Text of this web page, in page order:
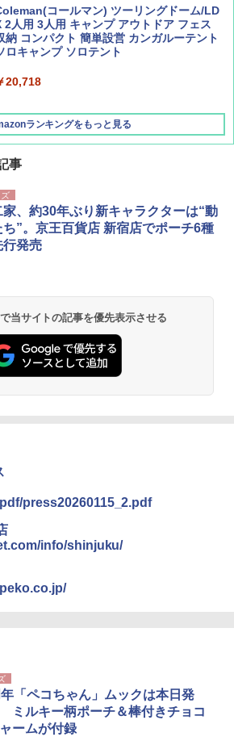
コールマン) ツーリングドーム/LD
2人用 3人用 キャンプ アウトドア フェス
納 コンパクト 簡単設営 カンガルーテント
ロキャンプ ソロテント
20,718
ランキングをもっと見る
バンドック)ソロ ドーム 1 EX BDK
カーキ ソロキャンプ ポリエステル フ
ーム テント
14,800
ステンレス保冷剤 2個セット 2
ンパクト 保冷力長持ち
2,980
撃退スプレー 熊よけスプレー 熊スプレー
の購入実績 登山・キャンプ・アウトドア・
災用品 長期保存可能 緊急時用 日本国内発
3,680
ラソル ガーデン サイトシート付 折りたたみ
水 UVカット 4段階高さ調整 軽量 収納袋付
インターライト 強力 小型 緑色/赤色/青紫色
充電式 高精度 超長距離照射 長時間使用
可能 安全ロック付き 高安全性 金属製耐久 コ
パクト多機能設計 持ち運び便利 アウトド
事
家、約30年ぶり新キャラクターは“動
ち”。京王百貨店 新宿店でポーチ6種
行発売
当サイトの記事を優先表示させる
press20260115_2.pdf
info/shinjuku/
「ペコちゃん」ムックは本日発
ミルキー柄ポーチ＆棒付きチョコ
ームが付録